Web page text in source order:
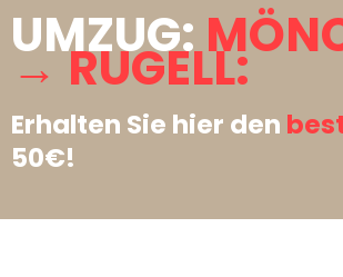
UMZUG:
→ RUGELL:
Erhalten Sie hier den
50€!